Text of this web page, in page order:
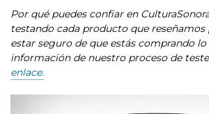
Por qué puedes confiar en
testando cada producto que reseñamos
estar seguro de que estás comprando
información de nuestro proceso de
enlace.